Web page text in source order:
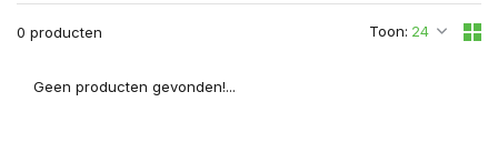
0 producten Toon:
Geen producten gevonden!...